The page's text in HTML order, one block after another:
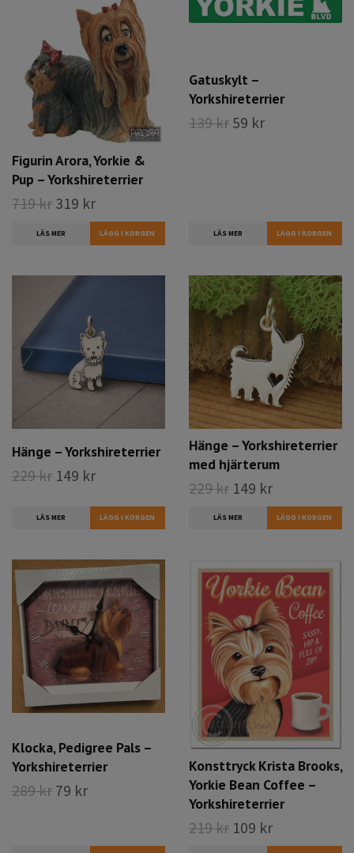
Figurin Arora, Yorkie &
Pup – Yorkshireterrier
719 kr 319 kr
LÄS MER
Gatuskylt –
Yorkshireterrier
139 kr 59 kr
LÄS MER
Hänge – Yorkshireterrier
229 kr 149 kr
LÄS MER
Hänge – Yorkshireterrier
med hjärterum
229 kr 149 kr
LÄS MER
Klocka, Pedigree Pals –
Yorkshireterrier
289 kr 79 kr
Konsttryck Krista Brooks,
Yorkie Bean Coffee –
Yorkshireterrier
219 kr 109 kr